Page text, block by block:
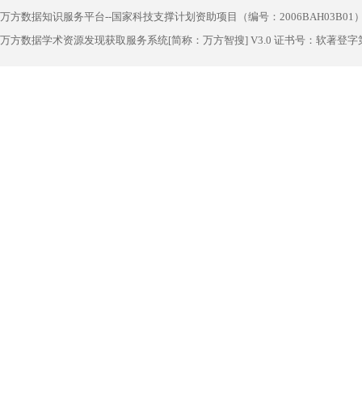
万方数据知识服务平台--国家科技支撑计划资助项目（编号：2006BAH03B01
万方数据学术资源发现获取服务系统[简称：万方智搜] V3.0 证书号：软著登字